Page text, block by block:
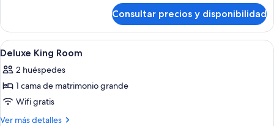
Child)
familiar
(3
Adults
Child)
Consultar precios y disponibilidad
Abrir
todas
las
fotos
de
Deluxe
Piscina | Una piscina cubierta, una
2
Deluxe King Room
2 huéspedes
1 cama de matrimonio grande
Wifi gratis
Ver más detalles
Más